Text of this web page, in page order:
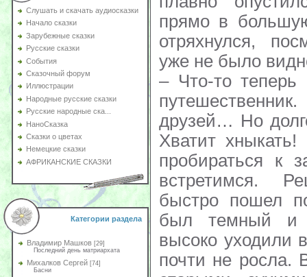
Слушать и скачать аудиосказки
Начало сказки
Зарубежные сказки
Русские сказки
События
Сказочный форум
Иллюстрации
Народные русские сказки
Русские народные ска...
НаноСказка
Сказки о цветах
Немецкие сказки
АФРИКАНСКИЕ СКАЗКИ
Категории раздела
Владимир Машков [29]
Последний день матриархата
Михалков Сергей [74]
Басни
прямо в
отряхнулся,
уже не было
– Что-то теперь
друзей… Но
Хватит
пробираться к
встретимся.
быстро пошел
был темный и
высоко уходили
почти не росла.